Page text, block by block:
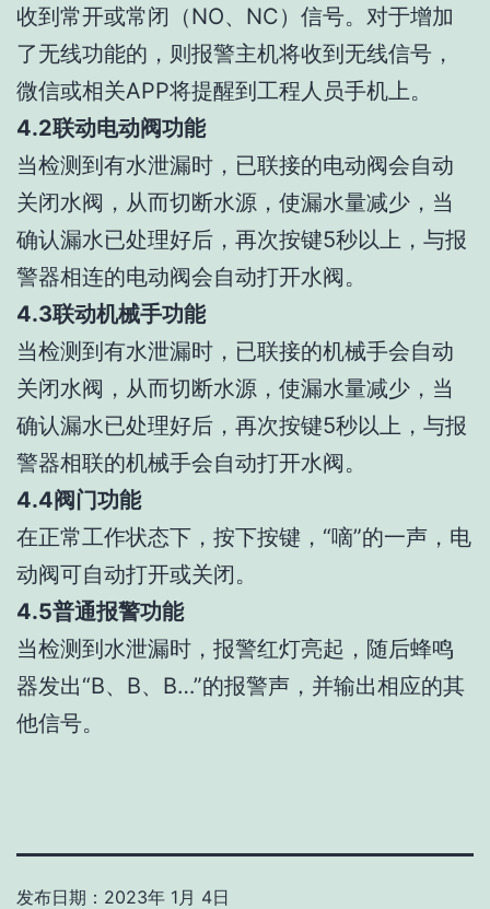
收到常开或常闭（NO、NC）信号。对于增加
了无线功能的，则报警主机将收到无线信号，
微信或相关APP将提醒到工程人员手机上。
4.2联动电动阀功能
当检测到有水泄漏时，已联接的电动阀会自动
关闭水阀，从而切断水源，使漏水量减少，当
确认漏水已处理好后，再次按键5秒以上，与报
警器相连的电动阀会自动打开水阀。
4.3联动机械手功能
当检测到有水泄漏时，已联接的机械手会自动
关闭水阀，从而切断水源，使漏水量减少，当
确认漏水已处理好后，再次按键5秒以上，与报
警器相联的机械手会自动打开水阀。
4.4阀门功能
在正常工作状态下，按下按键，“嘀”的一声，电
动阀可自动打开或关闭。
4.5普通报警功能
当检测到水泄漏时，报警红灯亮起，随后蜂鸣
器发出“B、B、B…”的报警声，并输出相应的其
他信号。
发布日期： 2023年 1月 4日